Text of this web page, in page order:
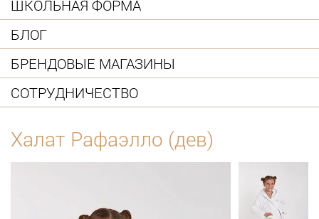
ШКОЛЬНАЯ ФОРМА
БЛОГ
БРЕНДОВЫЕ МАГАЗИНЫ
СОТРУДНИЧЕСТВО
Халат Рафаэлло (дев)